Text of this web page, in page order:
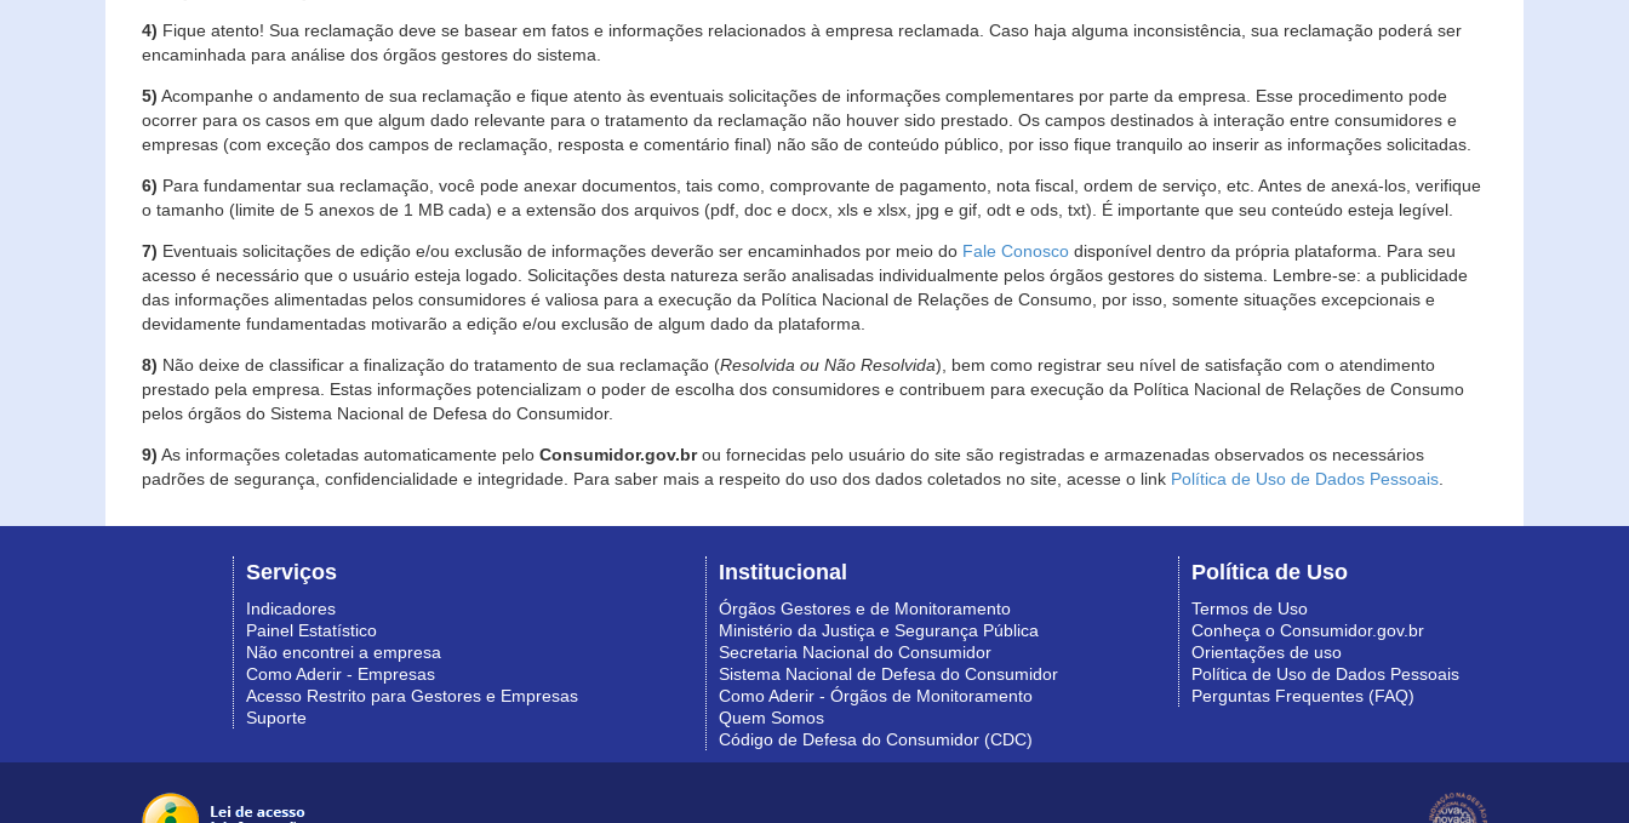
4) Fique atento! Sua reclamação deve se basear em fatos e informações relacionados à empresa reclamada. Caso haja alguma inconsistência, sua reclamação poderá ser
encaminhada para análise dos órgãos gestores do sistema.
5) Acompanhe o andamento de sua reclamação e fique atento às eventuais solicitações de informações complementares por parte da empresa. Esse procedimento pode
ocorrer para os casos em que algum dado relevante para o tratamento da reclamação não houver sido prestado. Os campos destinados à interação entre consumidores e
empresas (com exceção dos campos de reclamação, resposta e comentário final) não são de conteúdo público, por isso fique tranquilo ao inserir as informações solicitadas.
6) Para fundamentar sua reclamação, você pode anexar documentos, tais como, comprovante de pagamento, nota fiscal, ordem de serviço, etc. Antes de anexá-los, verifique
o tamanho (limite de 5 anexos de 1 MB cada) e a extensão dos arquivos (pdf, doc e docx, xls e xlsx, jpg e gif, odt e ods, txt). É importante que seu conteúdo esteja legível.
7) Eventuais solicitações de edição e/ou exclusão de informações deverão ser encaminhados por meio do Fale Conosco disponível dentro da própria plataforma. Para seu
acesso é necessário que o usuário esteja logado. Solicitações desta natureza serão analisadas individualmente pelos órgãos gestores do sistema. Lembre-se: a publicidade
das informações alimentadas pelos consumidores é valiosa para a execução da Política Nacional de Relações de Consumo, por isso, somente situações excepcionais e
devidamente fundamentadas motivarão a edição e/ou exclusão de algum dado da plataforma.
8) Não deixe de classificar a finalização do tratamento de sua reclamação (Resolvida ou Não Resolvida), bem como registrar seu nível de satisfação com o atendimento
prestado pela empresa. Estas informações potencializam o poder de escolha dos consumidores e contribuem para execução da Política Nacional de Relações de Consumo
pelos órgãos do Sistema Nacional de Defesa do Consumidor.
9) As informações coletadas automaticamente pelo Consumidor.gov.brou fornecidas pelo usuário do site são registradas e armazenadas observados os necessários
padrões de segurança, confidencialidade e integridade. Para saber mais a respeito do uso dos dados coletados no site, acesse o link Política de Uso de Dados Pessoais
Serviços
Indicadores
Painel Estatístico
Não encontrei a empresa
Como Aderir - Empresas
Acesso Restrito para Gestores e Empresas
Suporte
Institucional
Órgãos Gestores e de Monitoramento
Ministério da Justiça e Segurança Pública
Secretaria Nacional do Consumidor
Sistema Nacional de Defesa do Consumidor
Como Aderir - Órgãos de Monitoramento
Quem Somos
Código de Defesa do Consumidor (CDC)
Política de Uso
Termos de Uso
Conheça o Consumidor.gov.br
Orientações de uso
Política de Uso de Dados Pessoais
Perguntas Frequentes (FAQ)